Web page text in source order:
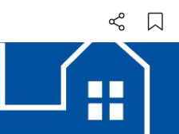
이 지역 보기